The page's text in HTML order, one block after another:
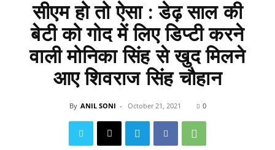
सीएम हो तो ऐसा : डेढ़ साल की
बेटी को गोद में लिए डिप्टी करने
वाली मोनिका सिंह से खुद मिलने
आए शिवराज सिंह चौहान
By ANIL SONI - October 21, 2021 0